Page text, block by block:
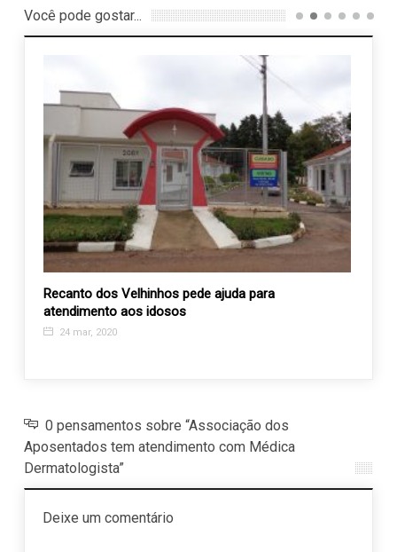
Você pode gostar...
Recanto dos Velhinhos pede ajuda para
atendimento aos idosos
24 mar, 2020
0 pensamentos sobre “Associação dos
Aposentados tem atendimento com Médica
Dermatologista”
Deixe um comentário